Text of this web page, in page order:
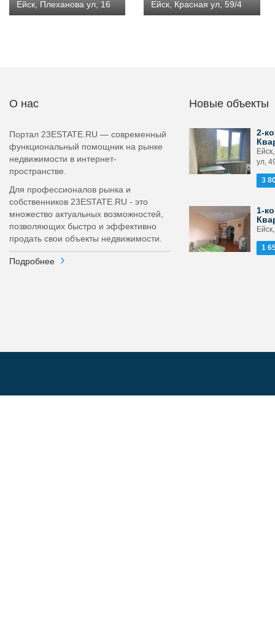
Ейск, Плеханова ул, 16 Ейск, Красная ул, 59/4
О нас
Портал 23ESTATE.RU — современный
функциональный помощник на рынке
недвижимости в интернет-
пространстве.
Для профессионалов рынка и
собственников 23ESTATE.RU - это
множество актуальных возможностей,
позволяющих быстро и эффективно
продать свои объекты недвижимости.
Подробнее
Новые объекты
2-
ул,
3
1-
1